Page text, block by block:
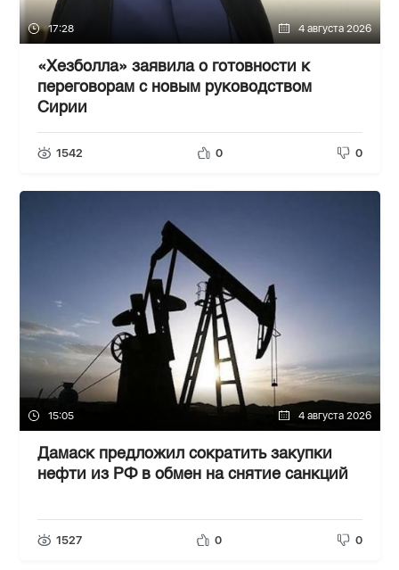
17:28 4 августа 2026
«Хезболла» заявила о готовности к
переговорам с новым руководством
Сирии
1542 0 0
15:05 4 августа 2026
Дамаск предложил сократить закупки
нефти из РФ в обмен на снятие санкций
1527 0 0